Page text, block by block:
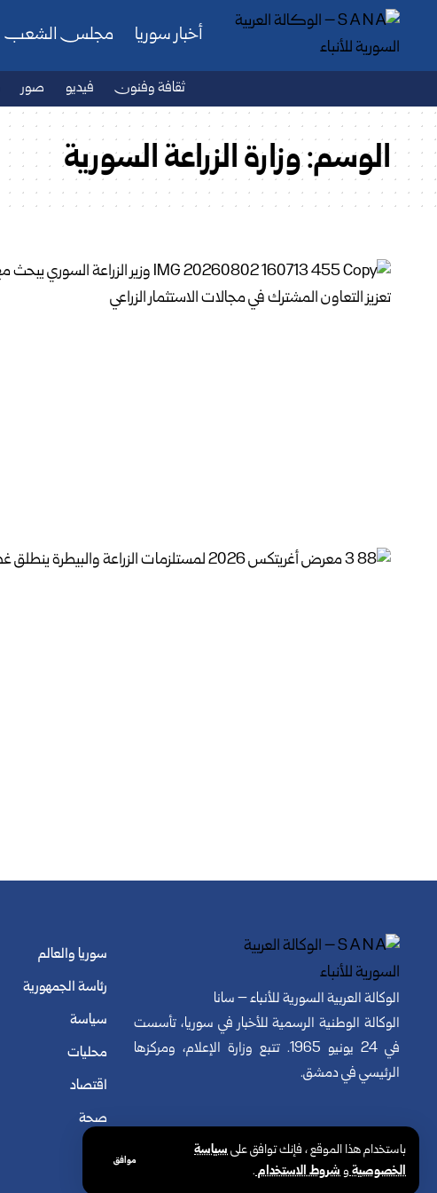
باستخدام هذا الموقع ، فإنك توافق علىسياسة
الخصوصيةوشروط الاستخدام.
موافق
أخبار سوريا مجلس الشعب
ثقافة وفنون فيديو صور
الوسم:وزارة ‏الزراعة السورية
الوكالة العربية السورية للأنباء – سانا
الوكالة الوطنية الرسمية للأخبار في سوريا، تأسست
في 24 يونيو 1965. تتبع وزارة الإعلام، ومركزها
الرئيسي في دمشق.
سوريا والعالم
رئاسة الجمهورية
سياسة
محليات
اقتصاد
صحة